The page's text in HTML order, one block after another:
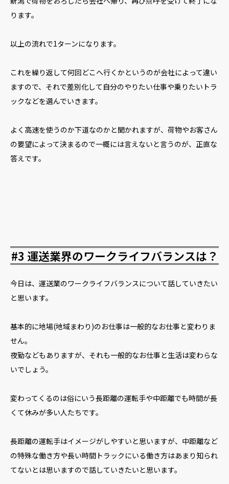
ります。
以上の流れで1ターンになります。
これを繰り返して何回どこへ行くかというのが会社によって違い
ますので、それで差別化して自分のやりたい仕事や乗りたいトラ
ックなどを選んでいきます。
よく高速を使うのか下道なのかと聞かれますが、荷物やお客さん
の要望によって決まるので一概には言えないと言うのが、正直な
答えです。
#3 運送業界のワークライフバランスは？
今日は、運送業のワークライフバランスについて話していきたい
と思います。
基本的に地場(地域まわり)のお仕事は一般的なお仕事と変わりま
せん。
夜勤などもありますが、それも一般的なお仕事と生活は変わらな
いでしょう。
変わってくるのは俗にいう長距離の運転手や中距離でも時間が長
くて休みが多い人たちです。
長距離の運転手はイメージがしやすいと思いますが、中距離など
の特殊な働き方や長い時間トラックにいる働き方はあまり知られ
てないとは思いますので話していきたいと思います。